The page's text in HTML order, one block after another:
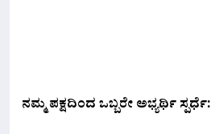
ನಮ್ಮ ಪಕ್ಷದಿಂದ ಒಬ್ಬರೇ ಅಭ್ಯರ್ಥಿ ಸ್ಪರ್ಧೆ: